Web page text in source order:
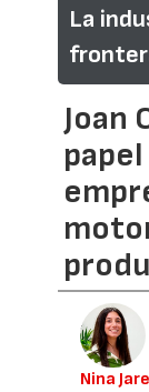
La
Joan
Nina